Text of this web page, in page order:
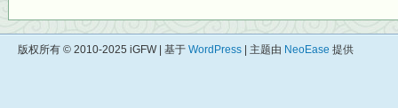
版权所有 © 2010-2025 iGFW | 基于 WordPress | 主题由 NeoEase 提供